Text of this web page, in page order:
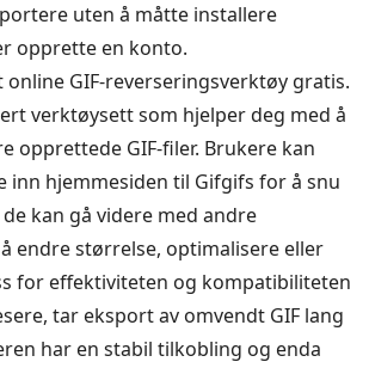
uten å måtte installere
opprette en konto.
GIF-reverseringsverktøy gratis.
verktøysett som hjelper deg med å
opprettede GIF-filer. Brukere kan
inn hjemmesiden til Gifgifs for å snu
kan gå videre med andre
endre størrelse, optimalisere eller
for effektiviteten og kompatibiliteten
tar eksport av omvendt GIF lang
har en stabil tilkobling og enda